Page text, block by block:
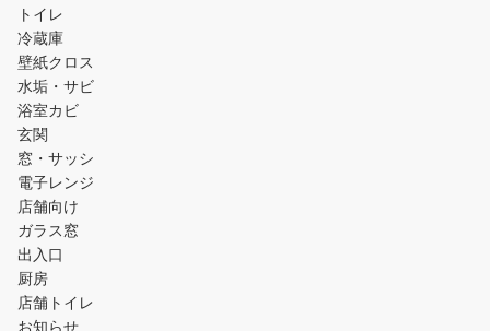
トイレ
冷蔵庫
壁紙クロス
水垢・サビ
浴室カビ
玄関
窓・サッシ
電子レンジ
店舗向け
ガラス窓
出入口
厨房
店舗トイレ
お知らせ